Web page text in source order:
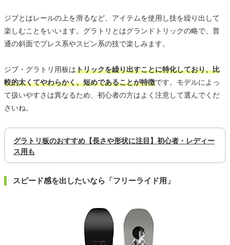
ジブとはレールの上を滑るなど、アイテムを使用し技を繰り出して
楽しむことをいいます。グラトリとはグランドトリックの略で、普
通の斜面でプレス系やスピン系の技で楽しみます。
ジブ・グラトリ用板はトリックを繰り出すことに特化しており、比
較的太くてやわらかく、短めであることが特徴です。モデルによっ
て扱いやすさは異なるため、初心者の方はよく注意して選んでくだ
さいね。
グラトリ板のおすすめ【長さや形状に注目】初心者・レディー
ス用も
スピード感を出したいなら「フリーライド用」